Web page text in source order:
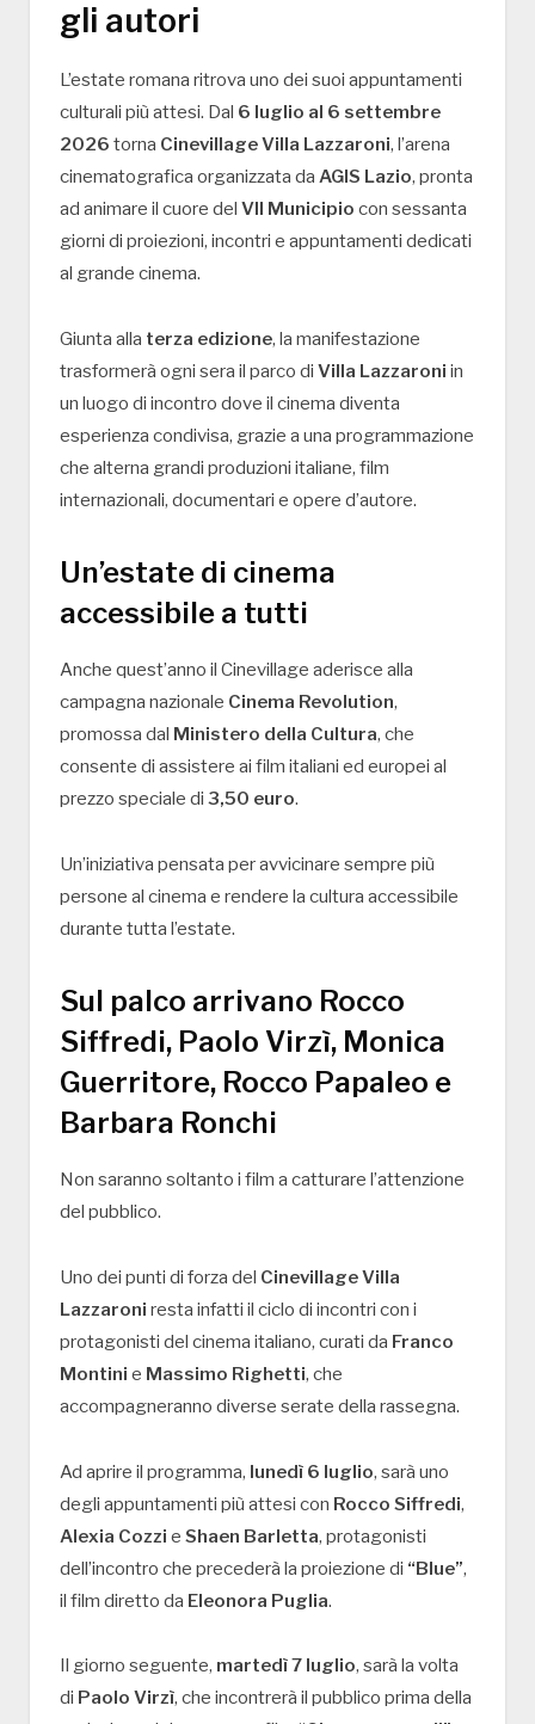
gli autori
L’estate romana ritrova uno dei suoi appuntamenti
culturali più attesi. Dal 6 luglio al 6 settembre
2026 torna Cinevillage Villa Lazzaroni, l’arena
cinematografica organizzata da AGIS Lazio, pronta
ad animare il cuore del VII Municipio con sessanta
giorni di proiezioni, incontri e appuntamenti dedicati
al grande cinema.
Giunta alla terza edizione, la manifestazione
trasformerà ogni sera il parco di Villa Lazzaroni in
un luogo di incontro dove il cinema diventa
esperienza condivisa, grazie a una programmazione
che alterna grandi produzioni italiane, film
internazionali, documentari e opere d’autore.
Un’estate di cinema
accessibile a tutti
Anche quest’anno il Cinevillage aderisce alla
campagna nazionale Cinema Revolution,
promossa dal Ministero della Cultura, che
consente di assistere ai film italiani ed europei al
prezzo speciale di 3,50 euro.
Un’iniziativa pensata per avvicinare sempre più
persone al cinema e rendere la cultura accessibile
durante tutta l’estate.
Sul palco arrivano Rocco
Siffredi, Paolo Virzì, Monica
Guerritore, Rocco Papaleo e
Barbara Ronchi
Non saranno soltanto i film a catturare l’attenzione
del pubblico.
Uno dei punti di forza del Cinevillage Villa
Lazzaroni resta infatti il ciclo di incontri con i
protagonisti del cinema italiano, curati da Franco
Montini e Massimo Righetti, che
accompagneranno diverse serate della rassegna.
Ad aprire il programma, lunedì 6 luglio, sarà uno
degli appuntamenti più attesi con Rocco Siffredi,
Alexia Cozzi e Shaen Barletta, protagonisti
dell’incontro che precederà la proiezione di “Blue”,
il film diretto da Eleonora Puglia.
Il giorno seguente, martedì 7 luglio, sarà la volta
di Paolo Virzì, che incontrerà il pubblico prima della